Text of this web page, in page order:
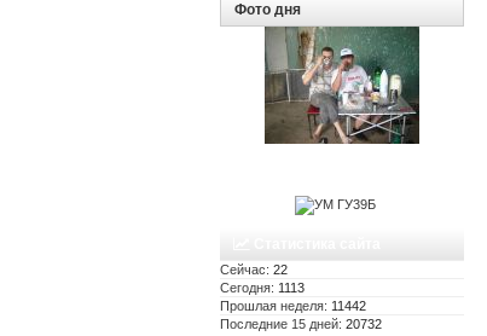
Фото дня
Сейчас: 22
Сегодня: 1113
Прошлая неделя: 11442
Последние 15 дней: 20732